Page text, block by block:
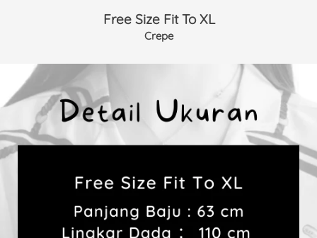
Free Size Fit To XL
Crepe